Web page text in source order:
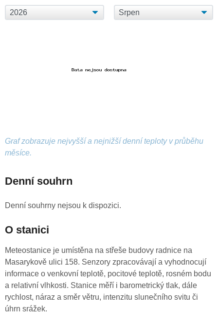
Graf zobrazuje nejvyšší a nejnižší denní teploty v průběhu
měsíce.
Denní souhrn
Denní souhrny nejsou k dispozici.
O stanici
Meteostanice je umístěna na střeše budovy radnice na
Masarykově ulici 158. Senzory zpracovávají a vyhodnocují
informace o venkovní teplotě, pocitové teplotě, rosném bodu
a relativní vlhkosti. Stanice měří i barometrický tlak, dále
rychlost, náraz a směr větru, intenzitu slunečního svitu či
úhrn srážek.